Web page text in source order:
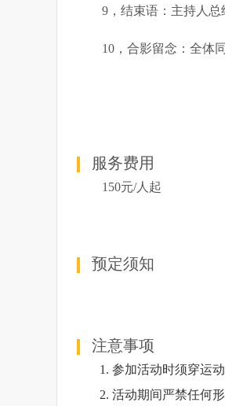
9，结束语：主持人总
10，合影留念：全体
服务费用
150元/人起
预定须知
注意事项
1. 参加活动时须穿运
2. 活动期间严禁任何